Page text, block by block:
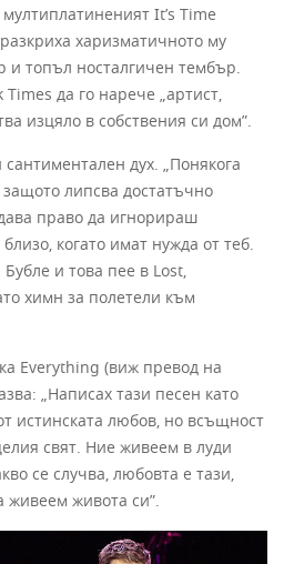
It’s Time
харизматичното му
и топъл носталгичен тембър.
да го нарече „артист,
изцяло в собствения си дом”.
дух. „Понякога
липсва достатъчно
право да игнорираш
когато имат нужда от теб.
и това пее в Lost,
химн за полетели към
Everything (виж превод на
„Написах тази песен като
истинската любов, но всъщност
свят. Ние живеем в луди
се случва, любовта е тази,
живеем живота си”.